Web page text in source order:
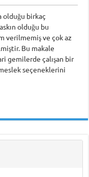
olduğu birkaç
olduğu bu
verilmemiş ve çok az
Bu makale
gemilerde çalışan bir
seçeneklerini